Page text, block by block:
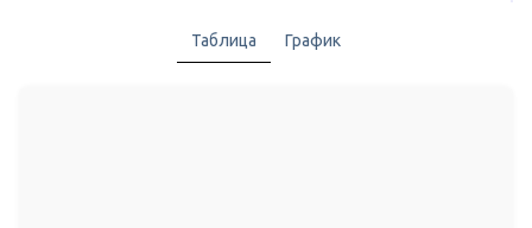
Таблица График